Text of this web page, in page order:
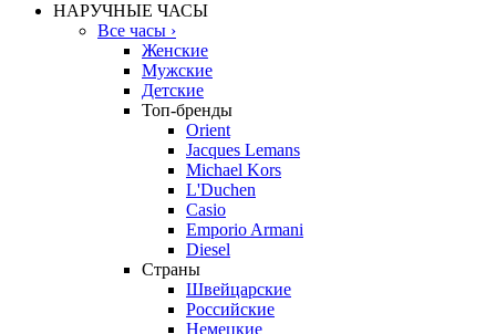
НАРУЧНЫЕ ЧАСЫ
Все часы ›
Женские
Мужские
Детские
Топ-бренды
Orient
Jacques Lemans
Michael Kors
L'Duchen
Casio
Emporio Armani
Diesel
Страны
Швейцарские
Российские
Немецкие